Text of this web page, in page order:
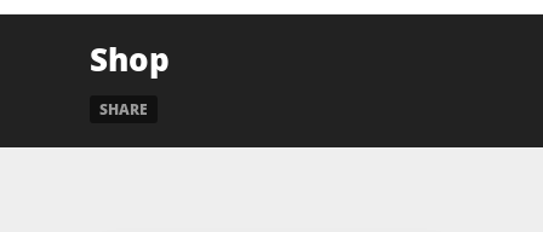
Shop
SHARE